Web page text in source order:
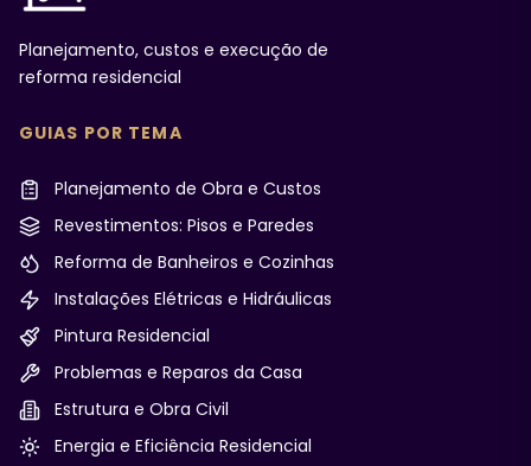
Planejamento, custos e execução de
reforma residencial
GUIAS POR TEMA
Planejamento de Obra e Custos
Revestimentos: Pisos e Paredes
Reforma de Banheiros e Cozinhas
Instalações Elétricas e Hidráulicas
Pintura Residencial
Problemas e Reparos da Casa
Estrutura e Obra Civil
Energia e Eficiência Residencial